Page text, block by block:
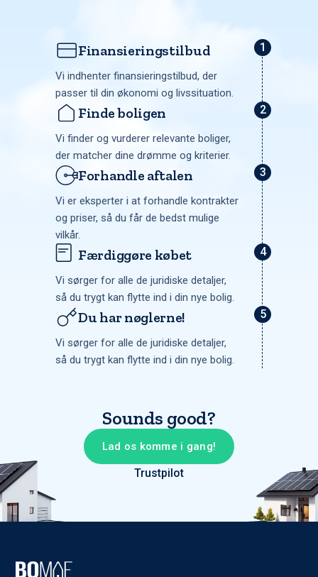
Finansieringstilbud
Vi indhenter finansieringstilbud, der
passer til din økonomi og livssituation.
Finde boligen
Vi finder og vurderer relevante boliger,
der matcher dine drømme og kriterier.
Forhandle aftalen
Vi er eksperter i at forhandle kontrakter
og priser, så du får de bedst mulige
vilkår.
Færdiggøre købet
Vi sørger for alle de juridiske detaljer,
så du trygt kan flytte ind i din nye bolig.
Du har nøglerne!
Vi sørger for alle de juridiske detaljer,
så du trygt kan flytte ind i din nye bolig.
Sounds good?
Lad os komme i gang!
Trustpilot